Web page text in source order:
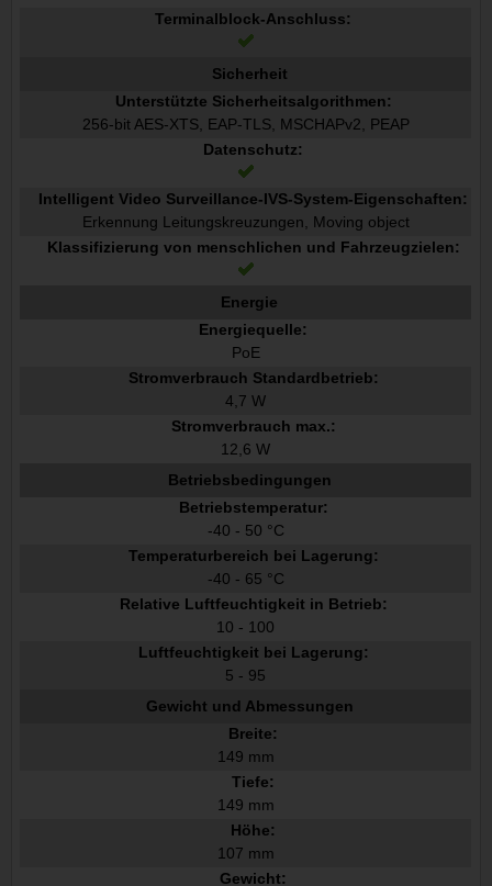
Terminalblock-Anschluss:
Sicherheit
Unterstützte Sicherheitsalgorithmen:
256-bit AES-XTS, EAP-TLS, MSCHAPv2, PEAP
Datenschutz:
Intelligent Video Surveillance-IVS-System-Eigenschaften:
Erkennung Leitungskreuzungen, Moving object
Klassifizierung von menschlichen und Fahrzeugzielen:
Energie
Energiequelle:
PoE
Stromverbrauch Standardbetrieb:
4,7 W
Stromverbrauch max.:
12,6 W
Betriebsbedingungen
Betriebstemperatur:
-40 - 50 °C
Temperaturbereich bei Lagerung:
-40 - 65 °C
Relative Luftfeuchtigkeit in Betrieb:
10 - 100
Luftfeuchtigkeit bei Lagerung:
5 - 95
Gewicht und Abmessungen
Breite:
149 mm
Tiefe:
149 mm
Höhe:
107 mm
Gewicht: